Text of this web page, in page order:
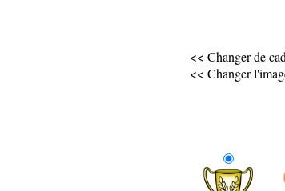
<< Changer de
<< Changer